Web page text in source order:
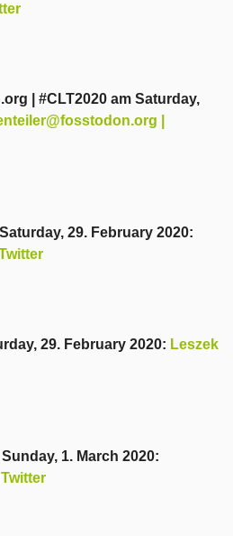
| #CLT2020 am Saturday,
|
Saturday, 29. February 2020:
29. February 2020: Leszek
Sunday, 1. March 2020: